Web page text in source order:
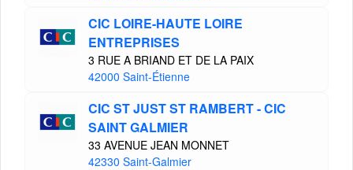
CIC LOIRE-HAUTE LOIRE
ENTREPRISES
3 RUE A BRIAND ET DE LA PAIX
42000 Saint-Étienne
CIC ST JUST ST RAMBERT - CIC
SAINT GALMIER
33 AVENUE JEAN MONNET
42330 Saint-Galmier